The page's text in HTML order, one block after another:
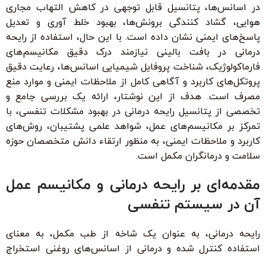
در اسانس‌ها، پتانسیل قابل توجهی در کاهش التهاب مجاری
هوایی، گشاد کنندگی برونش‌ها، بهبود خلط آوری و تعدیل
پاسخ‌های ایمنی نشان داده است. با این حال، استفاده از رایحه
درمانی در بافت بالینی نیازمند درک دقیق مکانیسم‌های
فارماکولوژیک، شناخت پروفایل شیمیایی اسانس‌ها، رعایت دقیق
پروتکل‌های کاربرد و آگاهی کامل از ملاحظات ایمنی و موارد منع
مصرف است. هدف از این نوشتار، ارائه یک بررسی جامع و
تخصصی از پتانسیل رایحه درمانی در بهبود مشکلات تنفسی، با
تمرکز بر مکانیسم‌های عمل، شواهد علمی پشتیبان، روش‌های
کاربرد و ملاحظات ایمنی، به منظور ارتقاء دانش متخصصان حوزه
سلامت و درمانگران مکمل است.
مقدمه‌ای بر رایحه درمانی و مکانیسم عمل
آن در سیستم تنفسی
رایحه درمانی، به عنوان یک شاخه از طب مکمل، به معنای
استفاده کنترل شده و درمانی از اسانس‌های روغنی استخراج